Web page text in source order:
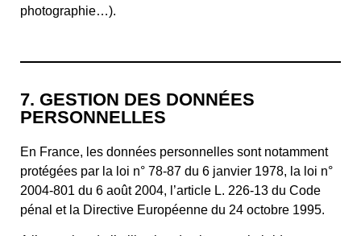
photographie…).
7. GESTION DES DONNÉES
PERSONNELLES
En France, les données personnelles sont notamment
protégées par la loi n° 78-87 du 6 janvier 1978, la loi n°
2004-801 du 6 août 2004, l’article L. 226-13 du Code
pénal et la Directive Européenne du 24 octobre 1995.